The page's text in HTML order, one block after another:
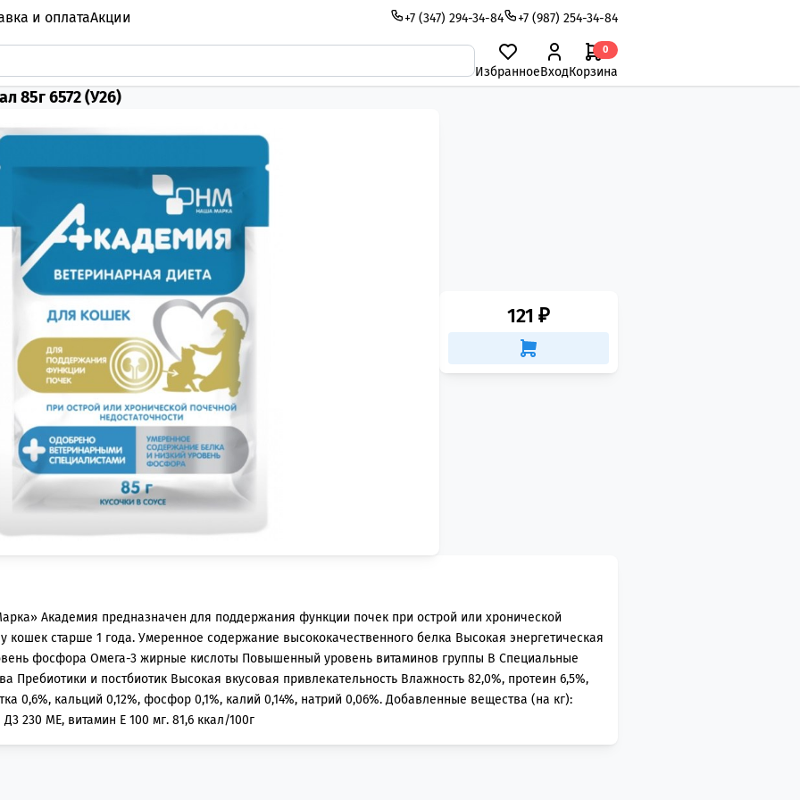
и оплатаАкции +7 (347) 294-34-84 +7 (987) 254-34-84
ИзбранноеВход
0
Корзина
85г 6572 (У26)
121 ₽
Академия предназначен для поддержания функции почек при острой или хронической
кошек старше 1 года. Умеренное содержание высококачественного белка Высокая энергетическая
фосфора Омега-3 жирные кислоты Повышенный уровень витаминов группы В Специальные
и постбиотик Высокая вкусовая привлекательность Влажность 82,0%, протеин 6,5%,
0,6%, кальций 0,12%, фосфор 0,1%, калий 0,14%, натрий 0,06%. Добавленные вещества (на кг):
230 МЕ, витамин Е 100 мг. 81,6 ккал/100г